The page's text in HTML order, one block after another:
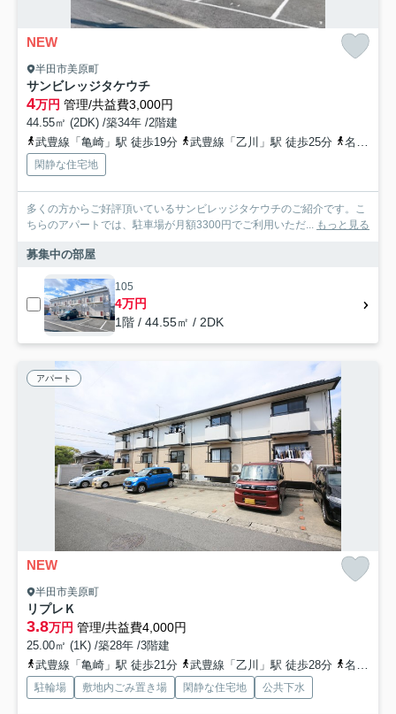
NEW
半田市美原町
サンビレッジタケウチ
4万円 管理/共益費3,000円
44.55㎡ (2DK) /築34年 /2階建
武豊線「亀崎」駅 徒歩19分
武豊線「乙川」駅 徒歩25分 名鉄河和線「植大」駅 徒歩43分
閑静な住宅地
多くの方からご好評頂いているサンビレッジタケウチのご紹介です。こ
ちらのアパートでは、駐車場が月額3300円でご利用いただ...
もっと見る
募集中の部屋
105
4万円
1階 / 44.55㎡ / 2DK
アパート
NEW
半田市美原町
リプレＫ
3.8万円 管理/共益費4,000円
25.00㎡ (1K) /築28年 /3階建
武豊線「亀崎」駅 徒歩21分
武豊線「乙川」駅 徒歩28分 名鉄河和線「植大」駅 徒歩45分
駐輪場 敷地内ごみ置き場 閑静な住宅地 公共下水